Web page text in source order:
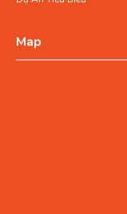
Map